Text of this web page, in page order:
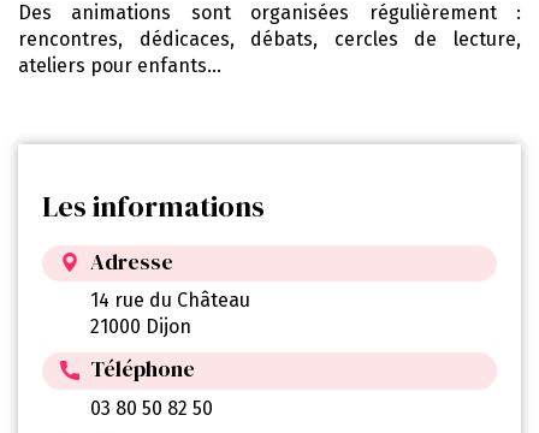
Des animations sont organisées régulièrement :
rencontres, dédicaces, débats, cercles de lecture,
ateliers pour enfants…
Les informations
Adresse
14 rue du Château
21000 Dijon
Téléphone
03 80 50 82 50